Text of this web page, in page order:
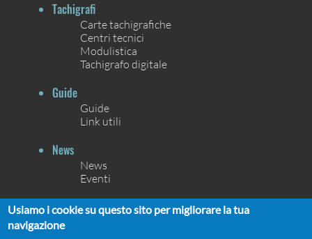
Tachigrafi
Carte tachigrafiche
Centri tecnici
Modulistica
Tachigrafo digitale
Guide
Guide
Link utili
News
News
Eventi
Contatti
Usiamo i cookie su questo sito per migliorare la tua
navigazione